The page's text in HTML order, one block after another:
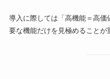
導入に際しては「高機能＝高
要な機能だけを見極めることが